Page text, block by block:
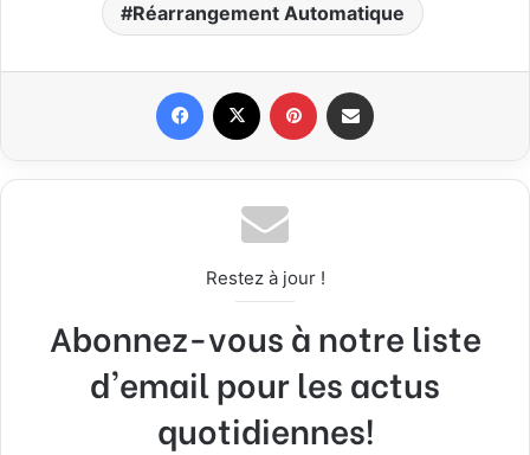
Réarrangement Automatique
Restez à jour !
Abonnez-vous à notre liste
d'email pour les actus
quotidiennes!